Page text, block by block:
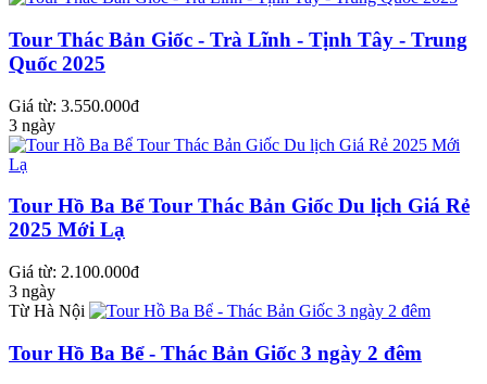
Tour Thác Bản Giốc - Trà Lĩnh - Tịnh Tây - Trung
Quốc 2025
Giá từ: 3.550.000đ
3 ngày
Tour Hồ Ba Bể Tour Thác Bản Giốc Du lịch Giá Rẻ
2025 Mới Lạ
Giá từ: 2.100.000đ
3 ngày
Từ Hà Nội
Tour Hồ Ba Bể - Thác Bản Giốc 3 ngày 2 đêm